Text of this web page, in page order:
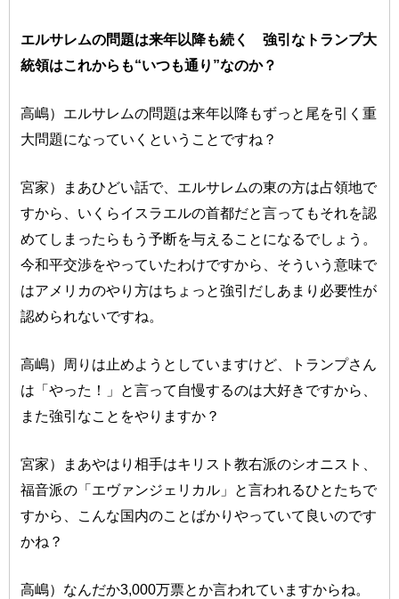
エルサレムの問題は来年以降も続く 強引なトランプ大
統領はこれからも“いつも通り”なのか？
高嶋）エルサレムの問題は来年以降もずっと尾を引く重
大問題になっていくということですね？
宮家）まあひどい話で、エルサレムの東の方は占領地で
すから、いくらイスラエルの首都だと言ってもそれを認
めてしまったらもう予断を与えることになるでしょう。
今和平交渉をやっていたわけですから、そういう意味で
はアメリカのやり方はちょっと強引だしあまり必要性が
認められないですね。
高嶋）周りは止めようとしていますけど、トランプさん
は「やった！」と言って自慢するのは大好きですから、
また強引なことをやりますか？
宮家）まあやはり相手はキリスト教右派のシオニスト、
福音派の「エヴァンジェリカル」と言われるひとたちで
すから、こんな国内のことばかりやっていて良いのです
かね？
高嶋）なんだか3,000万票とか言われていますからね。